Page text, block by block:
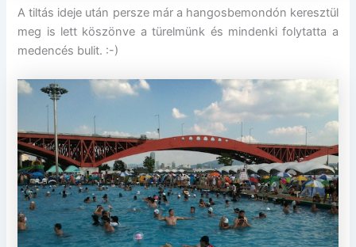
A tiltás ideje után persze már a hangosbemondón keresztül
meg is lett köszönve a türelmünk és mindenki folytatta a
medencés bulit. :-)